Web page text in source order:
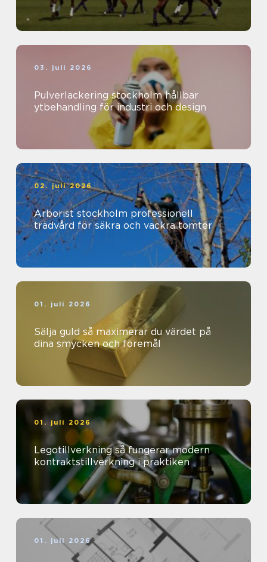
03. juli 2026
Pulverlackering stockholm hållbar
ytbehandling för industri och design
02. juli 2026
Arborist stockholm professionell
trädvård för säkra och vackra tomter
01. juli 2026
Sälja guld så maximerar du värdet på
dina smycken och föremål
01. juli 2026
Legotillverkning så fungerar modern
kontraktstillverkning i praktiken
01. juli 2026